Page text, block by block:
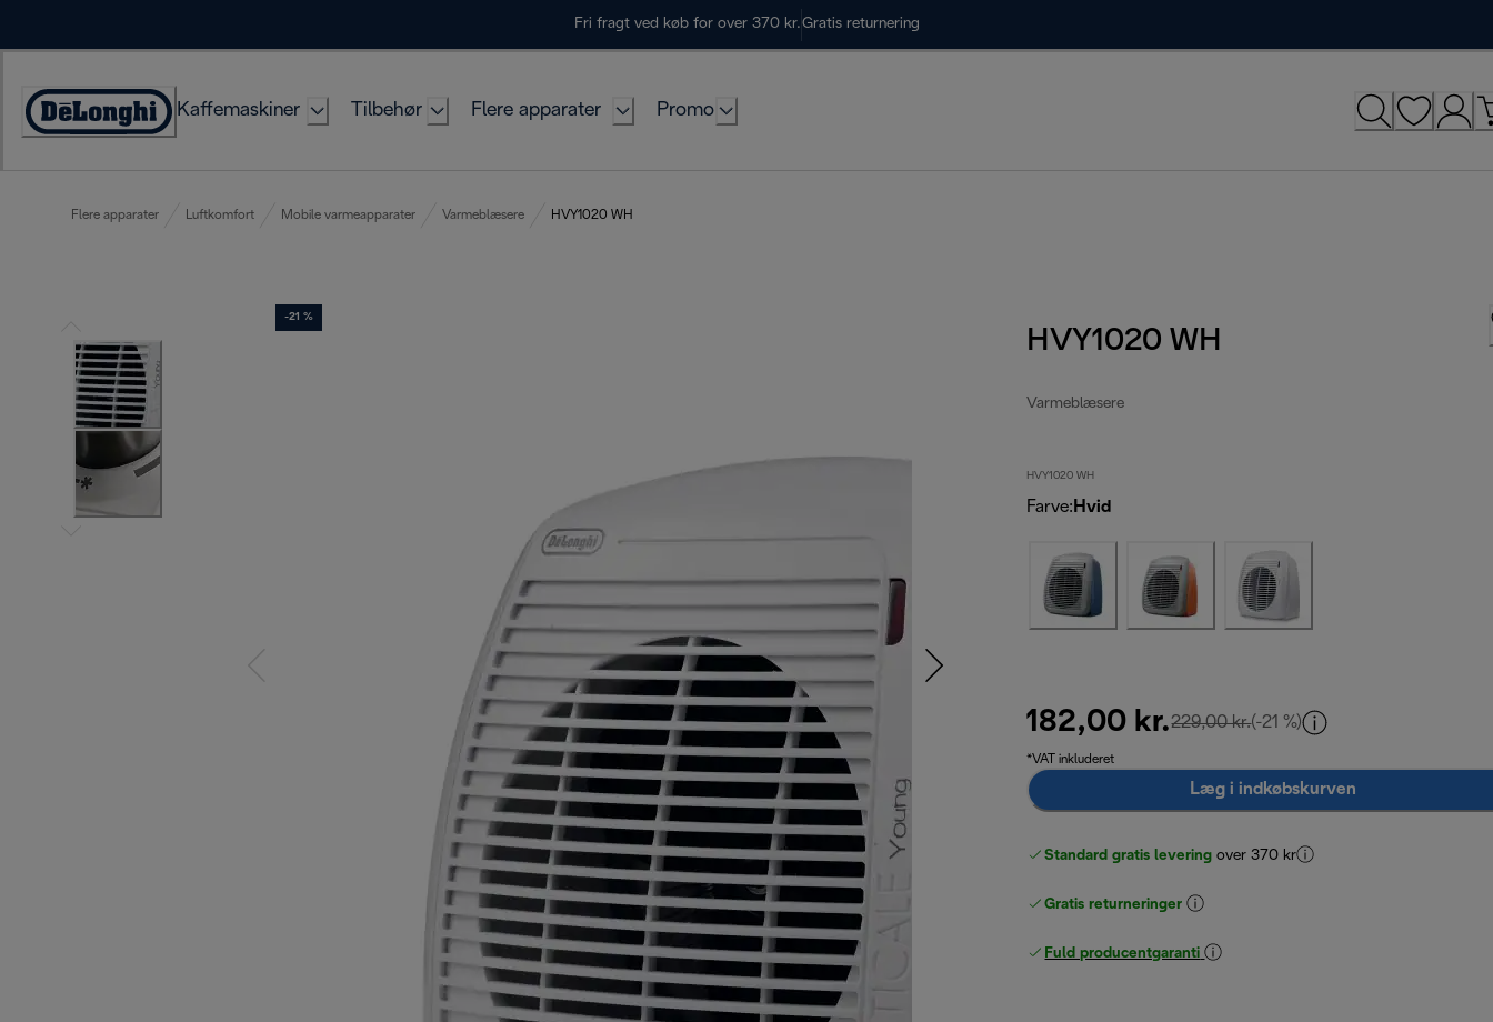
Fri fragt ved køb for over 370 kr.Gratis returnering
Accessibility
Kaffemaskiner Tilbehør Flere apparater Promo
Flere apparater Luftkomfort Mobile varmeapparater Varmeblæsere HVY1020 WH
-21 %
HVY1020 WH
Varmeblæsere
HVY1020 WH
Farve: Hvid
182,00 kr.229,00 kr.oprindelig pris 229,00 kr.
(-21 %)
*VAT inkluderet
Læg i indkøbskurven
Standard gratis levering over 370 kr
Gratis returneringer
Fuld producentgaranti